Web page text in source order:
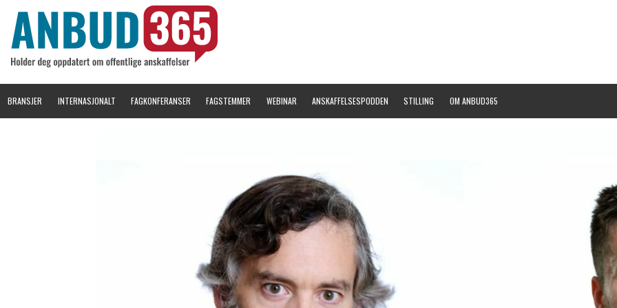
BRANSJER INTERNASJONALT FAGKONFERANSER FAGSTEMMER WEBINAR ANSKAFFELSESPODDEN STILLING OM ANBUD365